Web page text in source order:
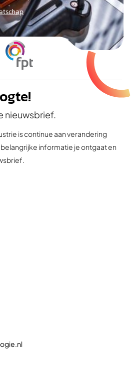
nieuwsbrief.
is continue aan verandering
informatie je ontgaat en